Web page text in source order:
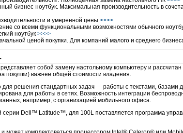
бизнес-ноутбук. Максимальная производительность в
и умеренной цены >>>>
со всеми функциональными возможностями обычного
ноутбук >>>>
ценой покупки. Для компаний малого и среднего
собой замену настольному компьютеру и
покупки) важнее общей стоимости владения.
для решения стандартных задач — работы с текстами, базами
для работы в сетях. Возможность интеграции
например, с организацией мобильного офиса.
серии Dell™ Latitude™, для 100L поставляется программа